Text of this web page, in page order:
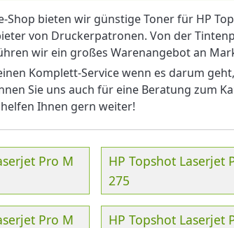
Shop bieten wir günstige Toner für HP
von Druckerpatronen. Von der
wir ein großes Warenangebot an
Komplett-Service wenn es darum
Sie uns auch für eine Beratung zum
Ihnen gern weiter!
Pro M
HP Topshot Laserjet
275
Pro M
HP Topshot Laserjet